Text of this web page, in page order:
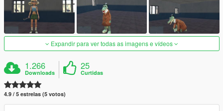
Expandir para ver todas as imagens e vídeos
1.266
Downloads
25
Curtidas
4.9 / 5 estrelas (5 votos)